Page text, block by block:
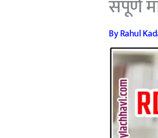
संपूर्ण
ByRahul